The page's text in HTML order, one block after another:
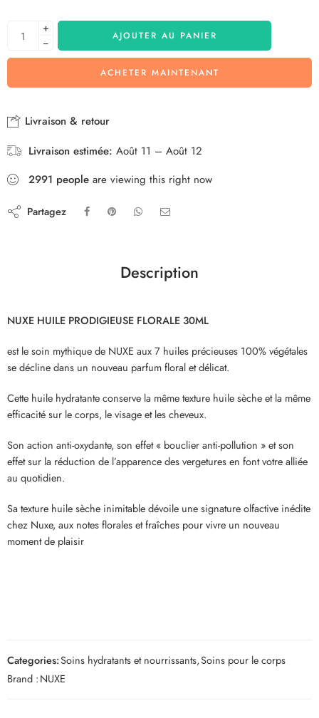
+
−
AJOUTER AU PANIER
ACHETER MAINTENANT
Livraison & retour
Livraison estimée: Août 11 – Août 12
2991 people are viewing this right now
Partagez
Description
NUXE HUILE PRODIGIEUSE FLORALE 30ML
est le soin mythique de NUXE aux 7 huiles précieuses 100% végétales
se décline dans un nouveau parfum floral et délicat.
Cette huile hydratante conserve la même texture huile sèche et la même
efficacité sur le corps, le visage et les cheveux.
Son action anti-oxydante, son effet « bouclier anti-pollution » et son
effet sur la réduction de l’apparence des vergetures en font votre alliée
au quotidien.
Sa texture huile sèche inimitable dévoile une signature olfactive inédite
chez Nuxe, aux notes florales et fraîches pour vivre un nouveau
moment de plaisir
Categories:Soins hydratants et nourrissants,Soins pour le corps
Brand :NUXE